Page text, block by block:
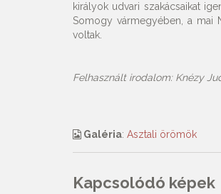
királyok udvari szakácsaikat
Somogy vármegyében, a mai
voltak.
Felhasznált irodalom: Knézy
Galéria: Asztali örömök
Kapcsolódó képek